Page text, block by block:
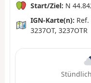
Start/Ziel: N
IGN-Karte(n): Ref.
3237OT, 3237OTR